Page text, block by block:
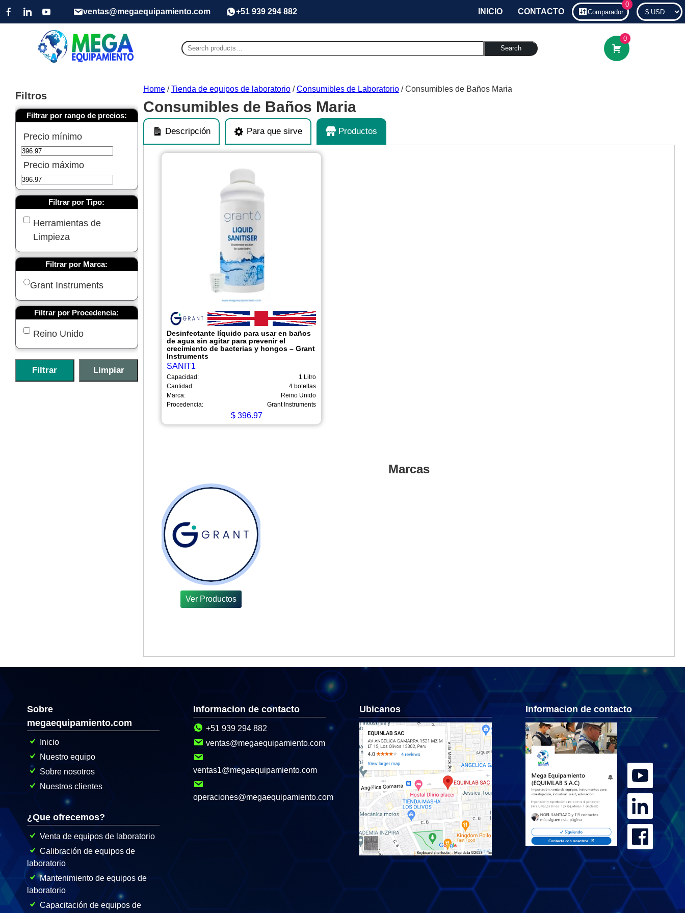
ventas@megaequipamiento.com +51 939 294 882 INICIO CONTACTO
0
Comparador
Search
for:
Search
0
Filtros
Filtrar por rango de precios:
Precio mínimo
Precio máximo
Filtrar por Tipo:
Herramientas de
Limpieza
Filtrar por Marca:
Grant Instruments
Filtrar por Procedencia:
Reino Unido
Home/Tienda de equipos de laboratorio/Consumibles de Laboratorio/ Consumibles de Baños Maria
Consumibles de Baños Maria
Descripción Para que sirve Productos
Desinfectante líquido para usar en baños
de agua sin agitar para prevenir el
crecimiento de bacterias y hongos – Grant
Instruments
SANIT1
Capacidad:
1 Litro
Cantidad:
4 botellas
Marca:
Reino Unido
Procedencia:
Grant Instruments
$396.97
Marcas
Ver Productos
Sobre
megaequipamiento.com
Inicio
Nuestro equipo
Sobre nosotros
Nuestros clientes
¿Que ofrecemos?
Venta de equipos de laboratorio
Calibración de equipos de
laboratorio
Mantenimiento de equipos de
laboratorio
Capacitación de equipos de
Informacion de contacto
+51 939 294 882
ventas@megaequipamiento.com
ventas1@megaequipamiento.com
operaciones@megaequipamiento.com
Ubicanos Informacion de contacto